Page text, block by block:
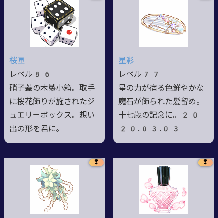
桜匣
レベル86
硝子蓋の木製小箱。取手
に桜花飾りが施されたジ
ュエリーボックス。想い
出の形を君に。
星彩
レベル77
星の力が宿る色鮮やかな
魔石が飾られた髪留め。
十七歳の記念に。20
20.03.03
❢ ❢